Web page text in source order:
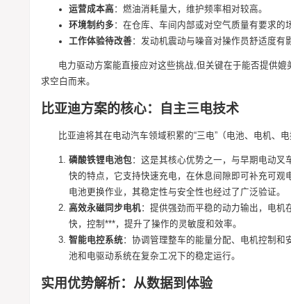
运营成本高：燃油消耗量大，维护频率相对较高。
环境制约多：在仓库、车间内部或对空气质量有要求的
工作体验待改善：发动机震动与噪音对操作员舒适度有
电力驱动方案能直接应对这些挑战,但关键在于能否提供
求空白而来。
比亚迪方案的核心：自主三电技术
比亚迪将其在电动汽车领域积累的“三电”（电池、电机、
磷酸铁锂电池包：这是其核心优势之一，与早期电动叉
快的特点，它支持快速充电，在休息间隙即可补充可
电池更换作业，其稳定性与安全性也经过了广泛验证。
高效永磁同步电机：提供强劲而平稳的动力输出，电机
快，控制***，提升了操作的灵敏度和效率。
智能电控系统：协调管理整车的能量分配、电机控制和
池和电驱动系统在复杂工况下的稳定运行。
实用优势解析：从数据到体验